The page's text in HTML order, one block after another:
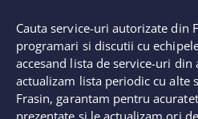
Cauta service-uri autorizate din
programari si discutii cu
accesand lista de service-uri din
actualizam lista periodic cu alte
Frasin, garantam pentru
prezentate si le actualizam ori